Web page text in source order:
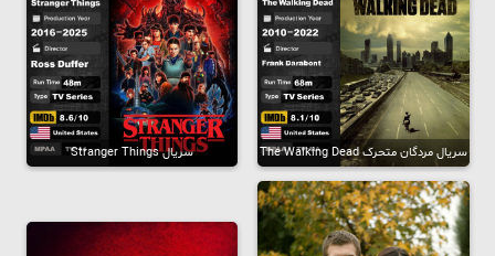
سریال مردگان متحرک The Walking Dead سریال Stranger Things